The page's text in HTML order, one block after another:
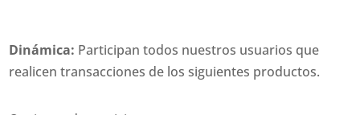
Dinámica: Participan todos nuestros usuarios que
realicen transacciones de los siguientes productos.